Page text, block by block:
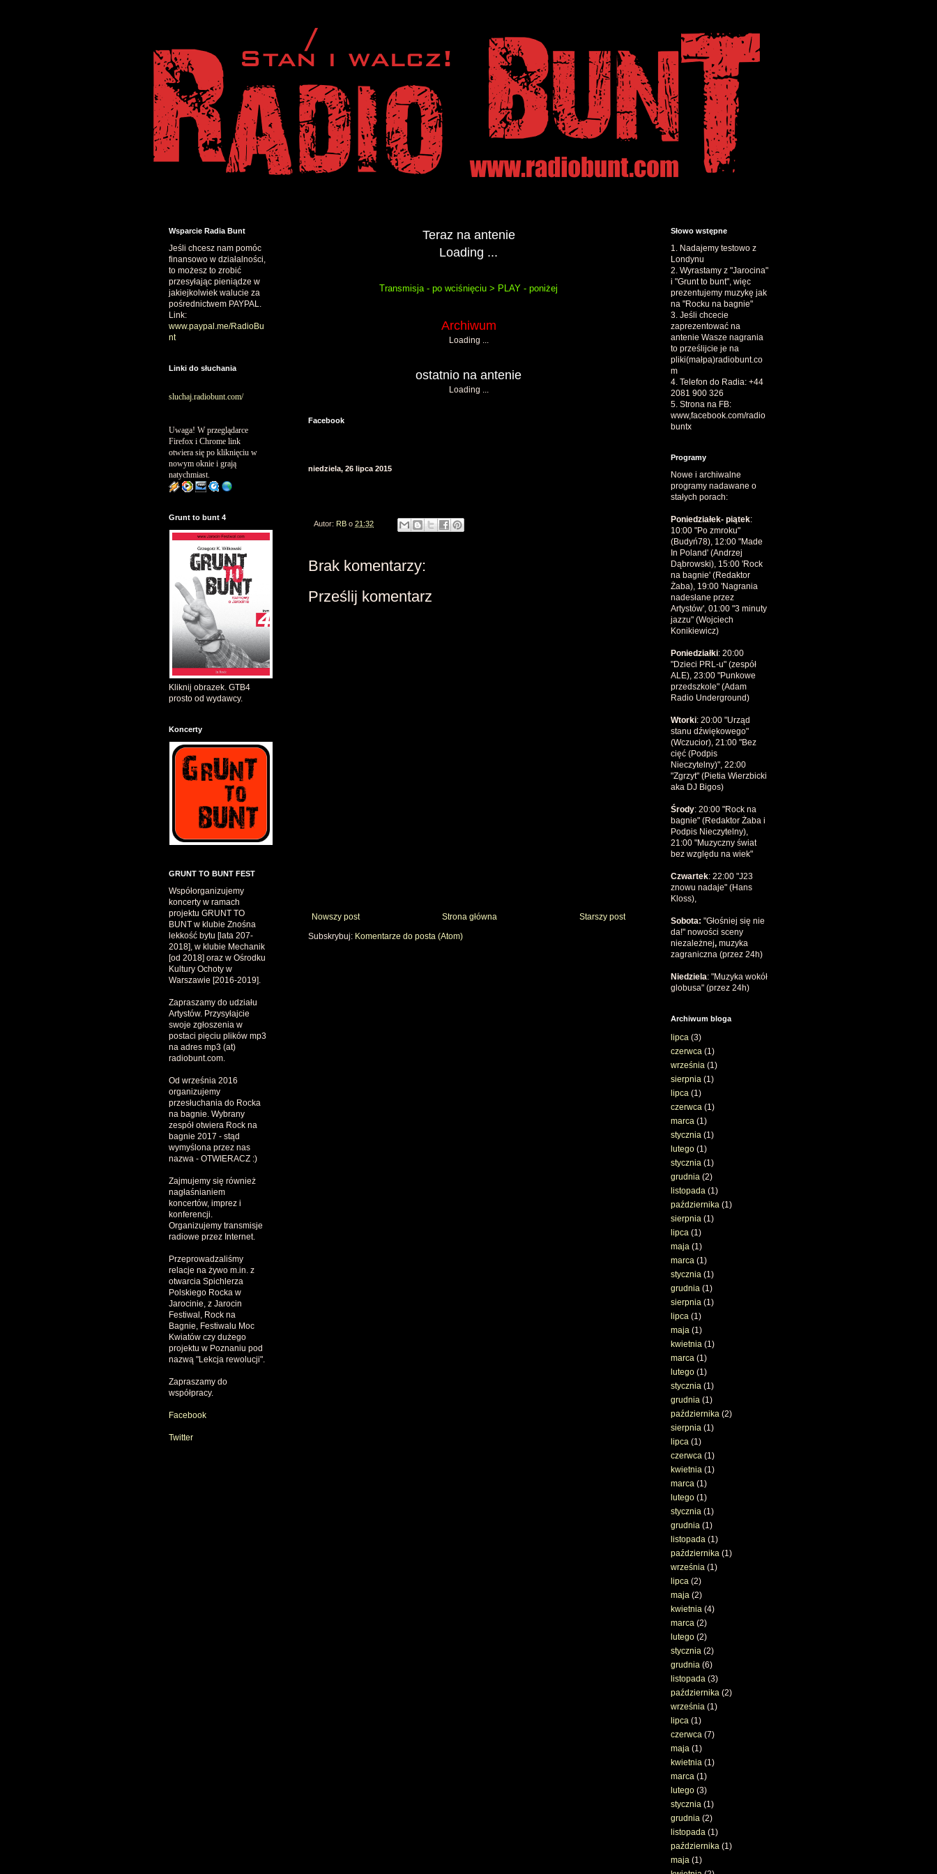
Teraz na antenie
Loading ...
Transmisja - po wciśnięciu > PLAY - poniżej
Archiwum
Loading ...
ostatnio na antenie
Loading ...
Facebook
niedziela, 26 lipca 2015
Autor: RB o 21:32
Brak komentarzy:
Prześlij komentarz
Nowszy post Starszy post
Strona główna
Subskrybuj: Komentarze do posta (Atom)
Wsparcie Radia Bunt
Jeśli chcesz nam pomóc
finansowo w działalności,
to możesz to zrobić
przesyłając pieniądze w
jakiejkolwiek walucie za
pośrednictwem PAYPAL.
Link:
www.paypal.me/RadioBu
nt
Linki do słuchania
sluchaj.radiobunt.com/
Uwaga! W przeglądarce
Firefox i Chrome link
otwiera się po kliknięciu w
nowym oknie i grają
natychmiast.
Grunt to bunt 4
Kliknij obrazek. GTB4
prosto od wydawcy.
Koncerty
GRUNT TO BUNT FEST
Współorganizujemy
koncerty w ramach
projektu GRUNT TO
BUNT w klubie Znośna
lekkość bytu [lata 207-
2018], w klubie Mechanik
[od 2018] oraz w Ośrodku
Kultury Ochoty w
Warszawie [2016-2019].
Zapraszamy do udziału
Artystów. Przysyłajcie
swoje zgłoszenia w
postaci pięciu plików mp3
na adres mp3 (at)
radiobunt.com.
Od września 2016
organizujemy
przesłuchania do Rocka
na bagnie. Wybrany
zespół otwiera Rock na
bagnie 2017 - stąd
wymyślona przez nas
nazwa - OTWIERACZ :)
Zajmujemy się również
nagłaśnianiem
koncertów, imprez i
konferencji.
Organizujemy transmisje
radiowe przez Internet.
Przeprowadzaliśmy
relacje na żywo m.in. z
otwarcia Spichlerza
Polskiego Rocka w
Jarocinie, z Jarocin
Festiwal, Rock na
Bagnie, Festiwalu Moc
Kwiatów czy dużego
projektu w Poznaniu pod
nazwą "Lekcja rewolucji".
Zapraszamy do
współpracy.
Facebook
Twitter
Słowo wstępne
1. Nadajemy testowo z
Londynu
2. Wyrastamy z "Jarocina"
i "Grunt to bunt", więc
prezentujemy muzykę jak
na "Rocku na bagnie"
3. Jeśli chcecie
zaprezentować na
antenie Wasze nagrania
to prześlijcie je na
pliki(małpa)radiobunt.co
m
4. Telefon do Radia: +44
2081 900 326
5. Strona na FB:
www,facebook.com/radio
buntx
Programy
Nowe i archiwalne
programy nadawane o
stałych porach:
Poniedziałek- piątek:
10:00 "Po zmroku"
(Budyń78), 12:00 "Made
In Poland' (Andrzej
Dąbrowski), 15:00 'Rock
na bagnie' (Redaktor
Żaba), 19:00 'Nagrania
nadesłane przez
Artystów', 01:00 "3 minuty
jazzu" (Wojciech
Konikiewicz)
Poniedziałki: 20:00
"Dzieci PRL-u" (zespół
ALE), 23:00 "Punkowe
przedszkole" (Adam
Radio Underground)
Wtorki: 20:00 "Urząd
stanu dźwiękowego"
(Wczucior), 21:00 "Bez
cięć (Podpis
Nieczytelny)", 22:00
"Zgrzyt" (Pietia Wierzbicki
aka DJ Bigos)
Środy: 20:00 "Rock na
bagnie" (Redaktor Żaba i
Podpis Nieczytelny),
21:00 "Muzyczny świat
bez względu na wiek"
Czwartek: 22:00 "J23
znowu nadaje" (Hans
Kloss),
Sobota: "Głośniej się nie
da!" nowości sceny
niezależnej, muzyka
zagraniczna (przez 24h)
Niedziela: "Muzyka wokół
globusa" (przez 24h)
Archiwum bloga
lipca (3)
czerwca (1)
września (1)
sierpnia (1)
lipca (1)
czerwca (1)
marca (1)
stycznia (1)
lutego (1)
stycznia (1)
grudnia (2)
listopada (1)
października (1)
sierpnia (1)
lipca (1)
maja (1)
marca (1)
stycznia (1)
grudnia (1)
sierpnia (1)
lipca (1)
maja (1)
kwietnia (1)
marca (1)
lutego (1)
stycznia (1)
grudnia (1)
października (2)
sierpnia (1)
lipca (1)
czerwca (1)
kwietnia (1)
marca (1)
lutego (1)
stycznia (1)
grudnia (1)
listopada (1)
października (1)
września (1)
lipca (2)
maja (2)
kwietnia (4)
marca (2)
lutego (2)
stycznia (2)
grudnia (6)
listopada (3)
października (2)
września (1)
lipca (1)
czerwca (7)
maja (1)
kwietnia (1)
marca (1)
lutego (3)
stycznia (1)
grudnia (2)
listopada (1)
października (1)
maja (1)